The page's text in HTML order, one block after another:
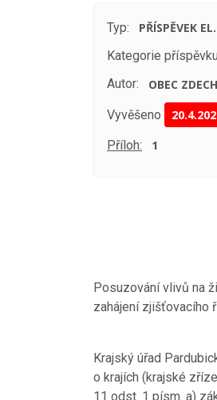
Typ:
PŘÍSPĚVEK
Kategorie
Autor:
OBEC
Vyvěšeno
Příloh: 1
Posuzování vlivů na
zahájení zjišťovacího
Krajský úřad
o krajích (krajské
11 odst. 1 písm. a)